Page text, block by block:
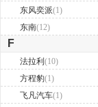
东风奕派(1)
东南(12)
F
法拉利 (10)
方程豹(1)
飞凡汽车(1)